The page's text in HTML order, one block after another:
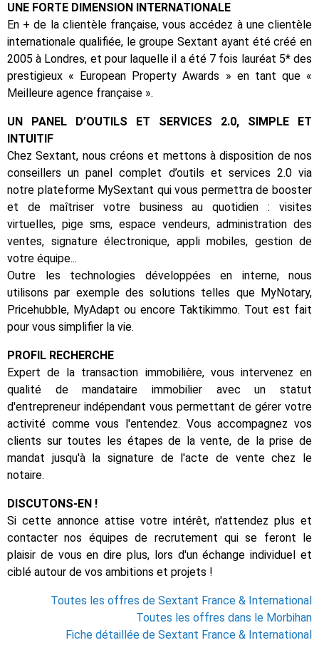
UNE FORTE DIMENSION INTERNATIONALE
En + de la clientèle française, vous accédez à une clientèle
internationale qualifiée, le groupe Sextant ayant été créé en
2005 à Londres, et pour laquelle il a été 7 fois lauréat 5* des
prestigieux « European Property Awards » en tant que «
Meilleure agence française ».
UN PANEL D’OUTILS ET SERVICES 2.0, SIMPLE ET
INTUITIF
Chez Sextant, nous créons et mettons à disposition de nos
conseillers un panel complet d’outils et services 2.0 via
notre plateforme MySextant qui vous permettra de booster
et de maîtriser votre business au quotidien : visites
virtuelles, pige sms, espace vendeurs, administration des
ventes, signature électronique, appli mobiles, gestion de
votre équipe...
Outre les technologies développées en interne, nous
utilisons par exemple des solutions telles que MyNotary,
Pricehubble, MyAdapt ou encore Taktikimmo. Tout est fait
pour vous simplifier la vie.
PROFIL RECHERCHE
Expert de la transaction immobilière, vous intervenez en
qualité de mandataire immobilier avec un statut
d'entrepreneur indépendant vous permettant de gérer votre
activité comme vous l'entendez. Vous accompagnez vos
clients sur toutes les étapes de la vente, de la prise de
mandat jusqu'à la signature de l'acte de vente chez le
notaire.
DISCUTONS-EN !
Si cette annonce attise votre intérêt, n'attendez plus et
contacter nos équipes de recrutement qui se feront le
plaisir de vous en dire plus, lors d'un échange individuel et
ciblé autour de vos ambitions et projets !
Toutes les offres de Sextant France & International
Toutes les offres dans le Morbihan
Fiche détaillée de Sextant France & International